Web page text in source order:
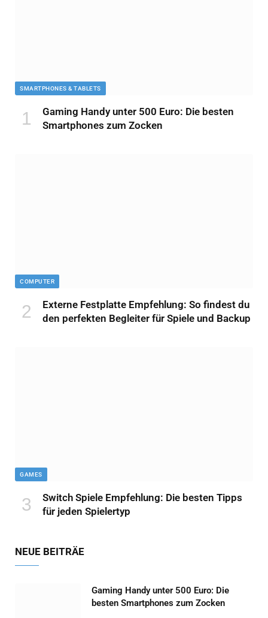
SMARTPHONES & TABLETS
Gaming Handy unter 500 Euro: Die besten
Smartphones zum Zocken
COMPUTER
Externe Festplatte Empfehlung: So findest du
den perfekten Begleiter für Spiele und Backup
GAMES
Switch Spiele Empfehlung: Die besten Tipps
für jeden Spielertyp
NEUE BEITRÄE
Gaming Handy unter 500 Euro: Die
besten Smartphones zum Zocken